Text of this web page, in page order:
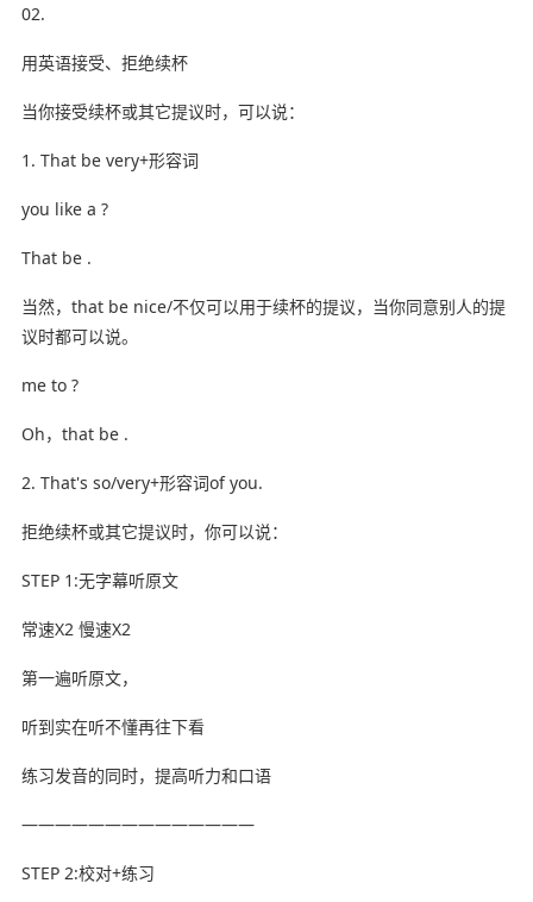
02.
用英语接受、拒绝续杯
当你接受续杯或其它提议时，可以说：
1. That be very+形容词
you like a ?
That be .
当然，that be nice/不仅可以用于续杯的提议，当你同意别人的提
议时都可以说。
me to ?
Oh，that be .
2. That's so/very+形容词of you.
拒绝续杯或其它提议时，你可以说：
STEP 1:无字幕听原文
常速X2 慢速X2
第一遍听原文，
听到实在听不懂再往下看
练习发音的同时，提高听力和口语
——————————————
STEP 2:校对+练习